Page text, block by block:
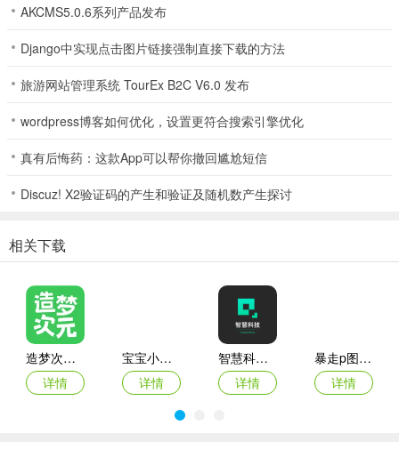
内容，获得更专业的指导。
迈金助手怎么用
1、打开app先进行注册登录，然后打开手机蓝牙、启动需要连接的设
备，接着就可以点击app中的【搜索新设备】按钮
2、接着app会自动搜索已开启的设备，搜索后即可进行蓝牙配对连接
AKCMS5.0.6系列产品发布
Django中实现点击图片链接强制直接下载的方法
旅游网站管理系统 TourEx B2C V6.0 发布
wordpress博客如何优化，设置更符合搜索引擎优化
真有后悔药：这款App可以帮你撤回尴尬短信
Discuz! X2验证码的产生和验证及随机数产生探讨
相关下载
造梦次元破解版
详情
宝宝小当家
详情
智慧科技平台
详情
暴走p图手机版
详情